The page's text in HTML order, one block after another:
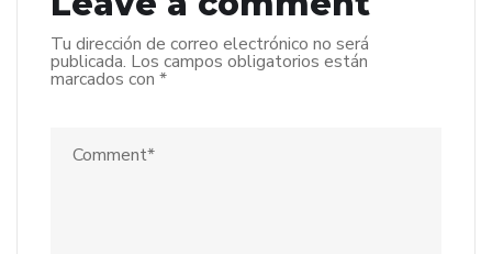
Tu dirección de correo electrónico no será
publicada. Los campos obligatorios están
marcados con *